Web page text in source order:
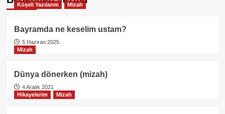
Köşeli Yazılarım Mizah
Bayramda ne keselim ustam?
5 Haziran 2025
Mizah
Dünya dönerken (mizah)
4 Aralık 2021
Hikayelerim
Mizah